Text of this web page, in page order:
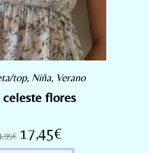
top, Niña, Verano
celeste flores
€ 17,45€